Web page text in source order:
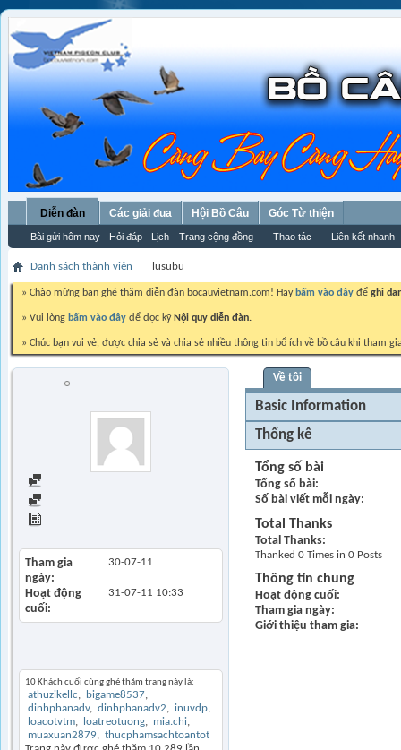
Diễn đàn
Bài gửi hôm nay Hỏi đáp Lịch Trang cộng đồng Thao tác Liên kết nhanh
Các giải đua Hội Bồ Câu Góc Từ thiện
Danh sách thành viên lusubu
» Chào mừng bạn ghé thăm diễn đàn bocauvietnam.com! Hãy bấm vào đây để ghi
» Vui lòng bấm vào đây để đọc kỹ Nội quy diễn đàn.
» Chúc bạn vui vẻ, được chia sẻ và chia sẻ nhiều thông tin bổ ích về bồ câu khi tham
Tham gia
ngày
30-07-11
Hoạt động
cuối
31-07-11 10:33
10 Khách cuối cùng ghé thăm trang này là:
athuzikellc
bigame8537
dinhphanadv
dinhphanadv2
inuvdp
loacotvtm
loatreotuong
mia.chi
muaxuan2879
thucphamsachtoantot
Về tôi
Basic Information
Thống kê
Tổng số bài
Tổng số bài
Số bài viết mỗi ngày
Total Thanks
Total Thanks
Thanked 0 Times in 0 Posts
Thông tin chung
Hoạt động cuối
Tham gia ngày
Giới thiệu tham gia